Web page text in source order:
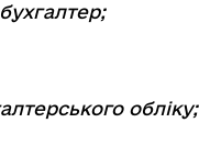
обліку;